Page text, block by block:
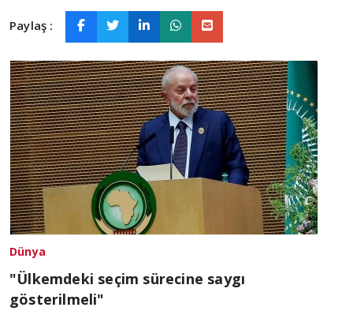
Paylaş :
Dünya
"Ülkemdeki seçim sürecine saygı
gösterilmeli"